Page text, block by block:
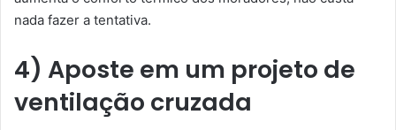
nada fazer a tentativa.
4) Aposte em um projeto de
ventilação cruzada